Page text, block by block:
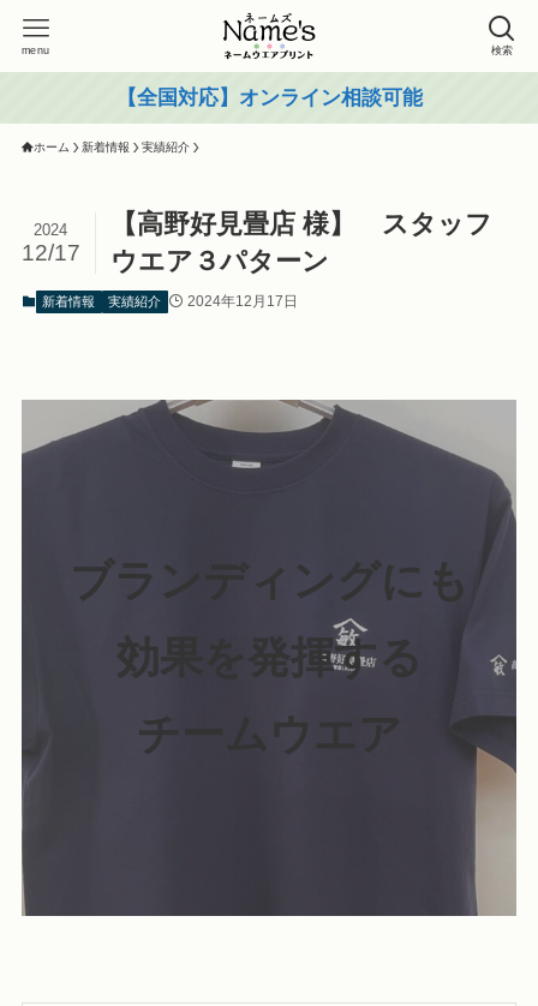
検索
menu
【全国対応】オンライン相談可能
ホーム 新着情報 実績紹介
【高野好見畳店 様】 スタッフ
ウエア３パターン
2024
12/17
新着情報 実績紹介 2024年12月17日
ブランディングにも
効果を発揮する
チームウエア